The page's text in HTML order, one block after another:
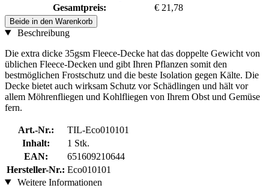
Gesamtpreis:
€ 21,78
Beide in den Warenkorb
Beschreibung
Die extra dicke 35gsm Fleece-Decke hat das doppelte Gewicht von
üblichen Fleece-Decken und gibt Ihren Pflanzen somit den
bestmöglichen Frostschutz und die beste Isolation gegen Kälte. Die
Decke bietet auch wirksam Schutz vor Schädlingen und hält vor
allem Möhrenfliegen und Kohlfliegen von Ihrem Obst und Gemüse
fern.
Art.-Nr.:
TIL-Eco010101
Inhalt:
1 Stk.
EAN:
651609210644
Hersteller-Nr.: Eco010101
Weitere Informationen